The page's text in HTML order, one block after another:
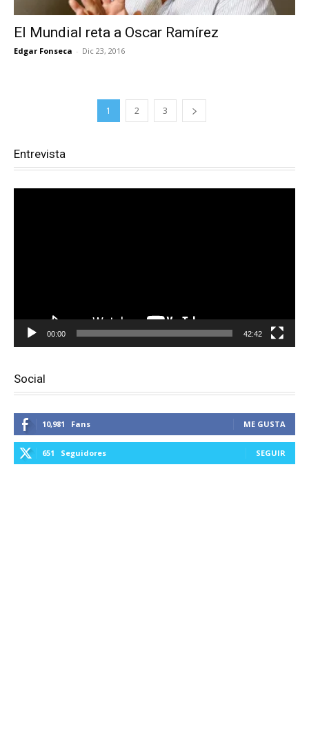
El Mundial reta a Oscar Ramírez
Edgar Fonseca - Dic 23, 2016
1 2 3
Entrevista
00:00 42:42
Social
10,981 Fans ME GUSTA
651 Seguidores SEGUIR